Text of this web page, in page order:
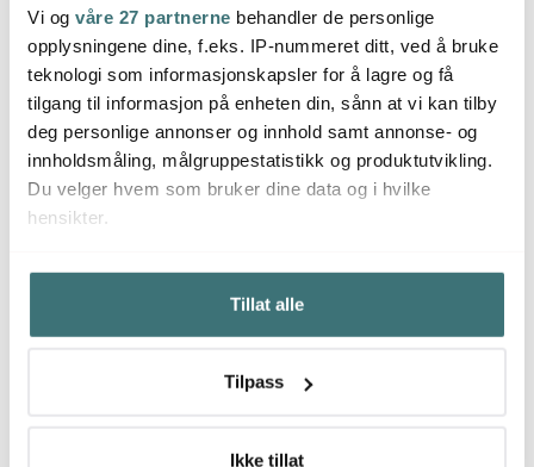
Vi og våre 27 partnerne behandler de personlige
opplysningene dine, f.eks. IP-nummeret ditt, ved å bruke
teknologi som informasjonskapsler for å lagre og få
tilgang til informasjon på enheten din, sånn at vi kan tilby
deg personlige annonser og innhold samt annonse- og
innholdsmåling, målgruppestatistikk og produktutvikling.
Du velger hvem som bruker dine data og i hvilke
hensikter.
Hvis du gir oss lov, vil vi også gjerne:
Innhente informasjon om den geografiske
beliggenheten din, som kan være nøyaktig innenfor
Identifisere enheten din ved å aktivt skanne den for
kan du lese om hvordan dine personlige
Tillat alle
Tilpass
Ikke tillat
Global
Ukon grønnsakskniv 14
cm
1549 kr
På lager
Global
Ukon skrellekniv 9 cm
899 kr
På lager
Du kanskje også liker